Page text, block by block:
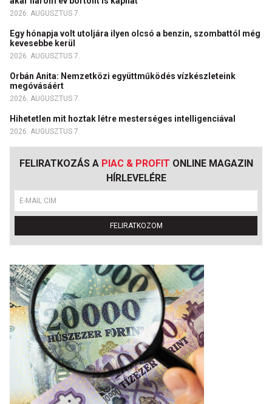
2026. AUGUSZTUS 7.
Egy hónapja volt utoljára ilyen olcsó a benzin, szombattól még
kevesebbe kerül
2026. AUGUSZTUS 7.
Orbán Anita: Nemzetközi együttműködés vízkészleteink
megóvásáért
2026. AUGUSZTUS 7.
Hihetetlen mit hoztak létre mesterséges intelligenciával
2026. AUGUSZTUS 7.
FELIRATKOZÁS A PIAC & PROFIT ONLINE MAGAZIN
HÍRLEVELÉRE
FELIRATKOZOM